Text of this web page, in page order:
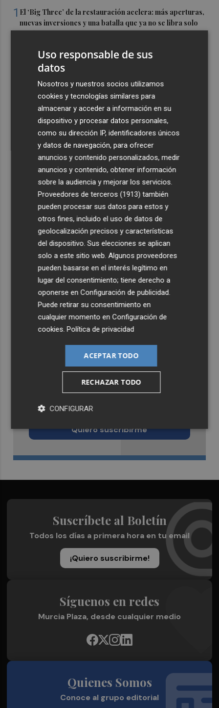
1 El ‘Big Three’ de la restauración acelera: más aperturas,
nuevas inversiones y una batalla que ya no se libra solo
en el precio
Ferran y Grimaldo recibirán la Alta Distinción de la
Generalitat
El Centre del Carme huye del calor con un programa de
visitas y talleres intergeneracionales
Kiat Lim regresa a Valencia y acompaña a la plantilla en
su visita al Nou Mestalla y a la Basílica
Torrent sancionará a particulares y empresas con hasta
2.000 euros por vertidos ilegales en la vía pública
Recibe toda la actualidad de
Murcia Plaza en tu correo
Quiero suscribirme
Suscríbete al Boletín
Todos los días a primera hora en tu email
¡Quiero suscribirme!
Síguenos en redes
Murcia Plaza, desde cualquier medio
Quienes Somos
Conoce al grupo editorial
Uso responsable de sus
datos
Nosotros y nuestros socios utilizamos
cookies y tecnologías similares para
almacenar y acceder a información en su
dispositivo y procesar datos personales,
como su dirección IP, identificadores únicos
y datos de navegación, para ofrecer
anuncios y contenido personalizados, medir
anuncios y contenido, obtener información
sobre la audiencia y mejorar los servicios.
Proveedores de terceros (1913) también
pueden procesar sus datos para estos y
otros fines, incluido el uso de datos de
geolocalización precisos y características
del dispositivo. Sus elecciones se aplican
solo a este sitio web. Algunos proveedores
pueden basarse en el interés legítimo en
lugar del consentimiento; tiene derecho a
oponerse enConfiguración de publicidad
Puede retirar su consentimiento en
cualquier momento enConfiguración de
cookies .Política de privacidad
ACEPTAR TODO
RECHAZAR TODO
CONFIGURAR